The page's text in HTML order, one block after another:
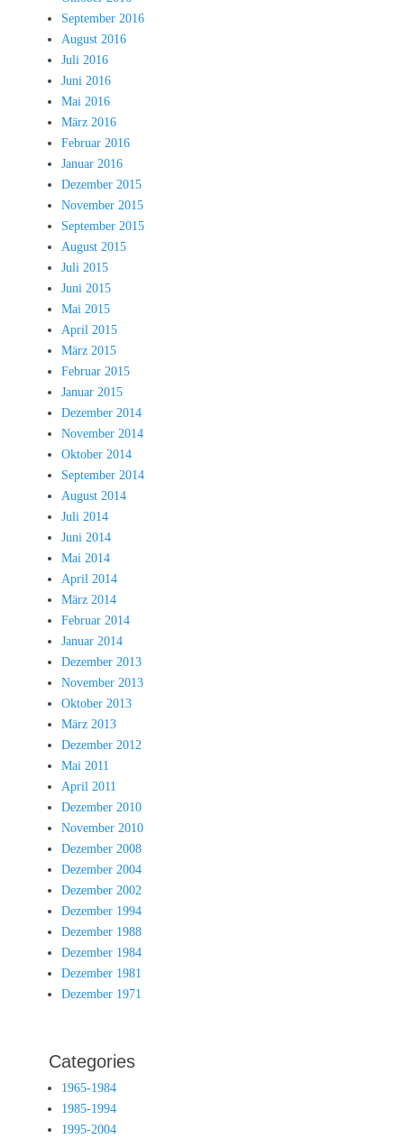
September 2016
August 2016
Juli 2016
Juni 2016
Mai 2016
März 2016
Februar 2016
Januar 2016
Dezember 2015
November 2015
September 2015
August 2015
Juli 2015
Juni 2015
Mai 2015
April 2015
März 2015
Februar 2015
Januar 2015
Dezember 2014
November 2014
Oktober 2014
September 2014
August 2014
Juli 2014
Juni 2014
Mai 2014
April 2014
März 2014
Februar 2014
Januar 2014
Dezember 2013
November 2013
Oktober 2013
März 2013
Dezember 2012
Mai 2011
April 2011
Dezember 2010
November 2010
Dezember 2008
Dezember 2004
Dezember 2002
Dezember 1994
Dezember 1988
Dezember 1984
Dezember 1981
Dezember 1971
Categories
1965-1984
1985-1994
1995-2004